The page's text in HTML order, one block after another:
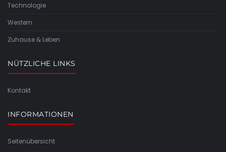
Technologie
Western
Zuhause & Leben
NÜTZLICHE LINKS
Kontakt
INFORMATIONEN
Seitenübersicht